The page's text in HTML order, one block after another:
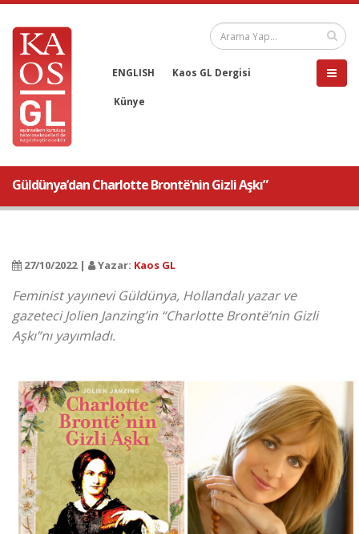
ENGLISH Kaos GL Dergisi
Künye
Güldünya’dan Charlotte Brontë’nin Gizli Aşkı”
27/10/2022 | Yazar: Kaos GL
Feminist yayınevi Güldünya, Hollandalı yazar ve
gazeteci Jolien Janzing’in “Charlotte Brontë’nin Gizli
Aşkı”nı yayımladı.